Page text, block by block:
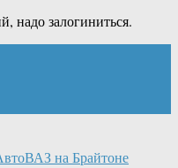
надо залогиниться.
на Брайтоне